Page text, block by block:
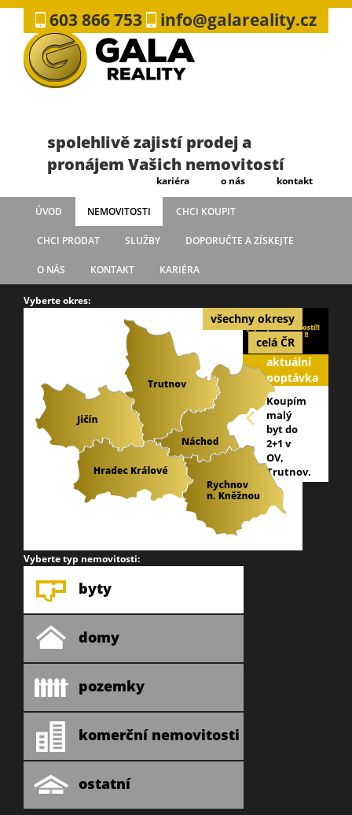
603 866 753 info@galareality.cz
spolehlivě zajistí prodej a
pronájem Vašich nemovitostí
kariéra o nás kontakt
ÚVOD NEMOVITOSTI CHCI KOUPIT
CHCI PRODAT SLUŽBY DOPORUČTE A ZÍSKEJTE
O NÁS KONTAKT KARIÉRA
Vyberte okres:
celá ČR
všechny okresy
Vyberte typ nemovitosti:
byty
domy
pozemky
komerční nemovitosti
ostatní
aktuální
poptávka
Koupím
malý
byt do
2+1 v
OV,
Trutnov.
email:
tel: 605